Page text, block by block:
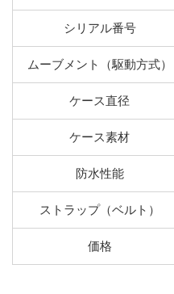
シリアル番号
ムーブメント（駆動方式）
ケース直径
ケース素材
防水性能
ストラップ（ベルト）
価格